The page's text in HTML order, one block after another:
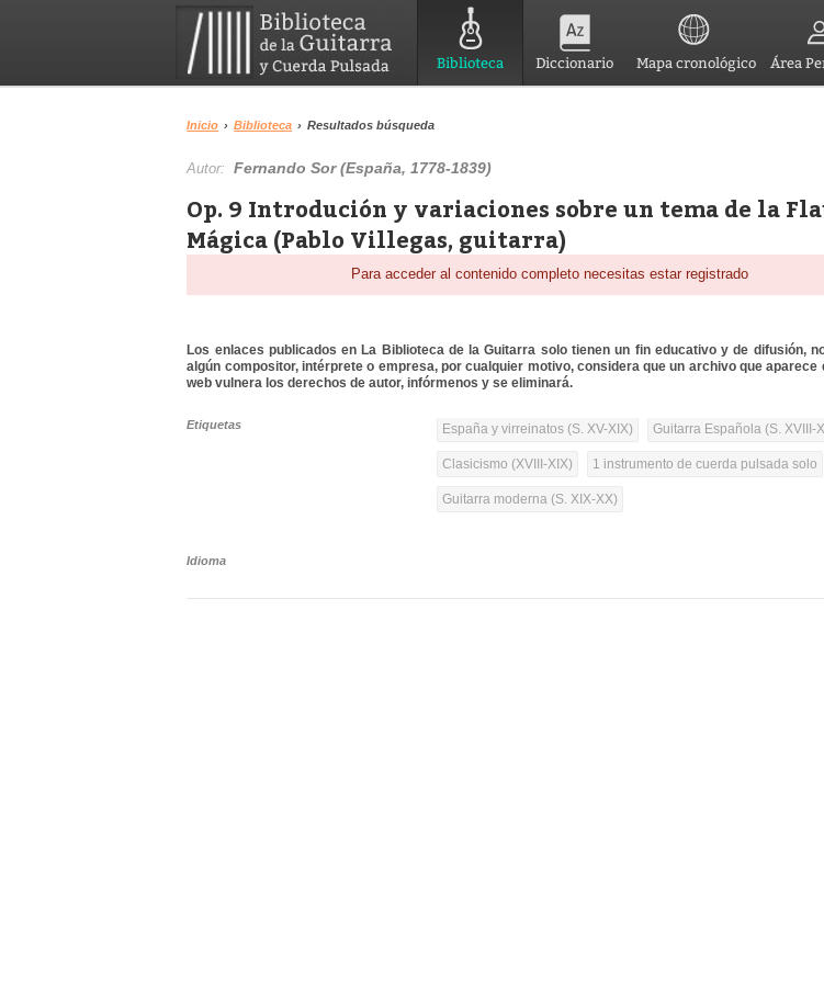
Biblioteca Diccionario Mapa cronológico Área
Inicio › Biblioteca › Resultados búsqueda
Autor:Fernando Sor (España, 1778-1839)
Op. 9 Introdución y variaciones sobre un tema de la
Mágica (Pablo Villegas, guitarra)
Para acceder al contenido completo necesitas estar registrado
Los enlaces publicados en La Biblioteca de la Guitarra solo tienen un fin educativo y de difusión,
algún compositor, intérprete o empresa, por cualquier motivo, considera que un archivo que aparece
web vulnera los derechos de autor, infórmenos y se eliminará.
Etiquetas España y virreinatos (S. XV-XIX) Guitarra Española (S. XVIII-
Clasicismo (XVIII-XIX) 1 instrumento de cuerda pulsada solo
Guitarra moderna (S. XIX-XX)
Idioma